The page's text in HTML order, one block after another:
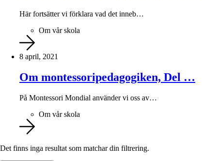
Här fortsätter vi förklara vad det inneb…
Om vår skola
8 april, 2021
Om montessoripedagogiken, Del …
På Montessori Mondial använder vi oss av…
Om vår skola
Det finns inga resultat som matchar din filtrering.